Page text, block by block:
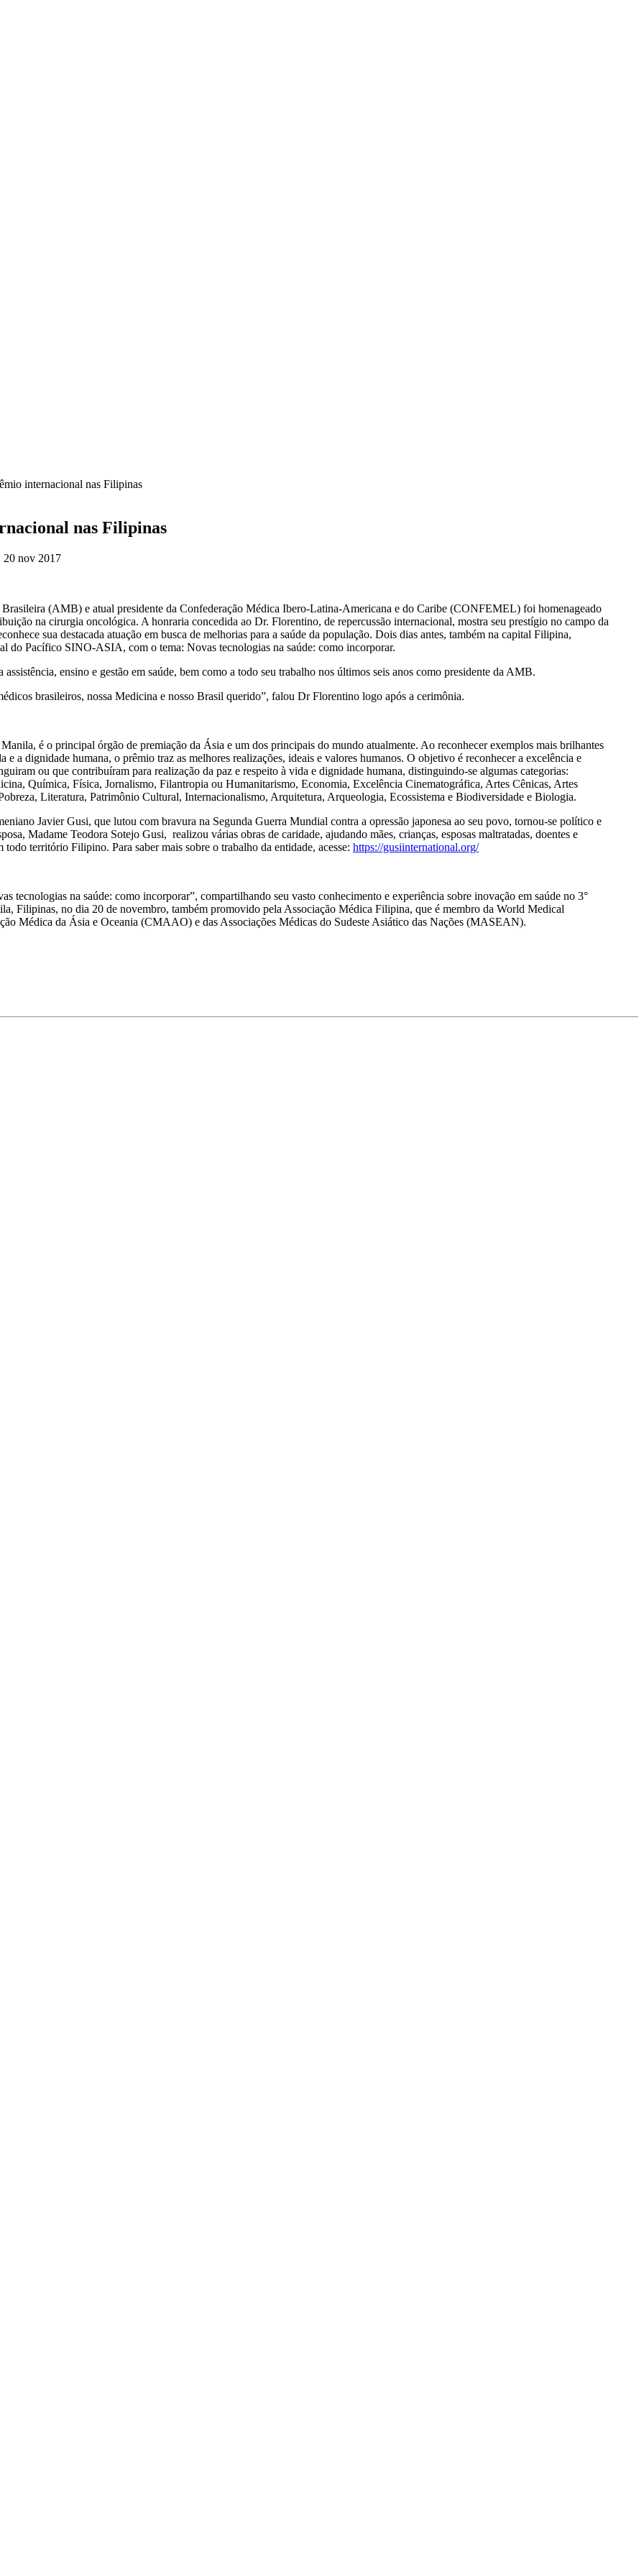
internacional nas Filipinas
nas Filipinas
nov 2017
(AMB) e atual presidente da Confederação Médica Ibero-Latina-Americana e do Caribe (CONFEMEL) foi homenageado
na cirurgia oncológica. A honraria concedida ao Dr. Florentino, de repercussão internacional, mostra seu prestígio no campo da
sua destacada atuação em busca de melhorias para a saúde da população. Dois dias antes, também na capital Filipina,
do Pacífico SINO-ASIA, com o tema: Novas tecnologias na saúde: como incorporar.
ensino e gestão em saúde, bem como a todo seu trabalho nos últimos seis anos como presidente da AMB.
brasileiros, nossa Medicina e nosso Brasil querido”, falou Dr Florentino logo após a cerimônia.
é o principal órgão de premiação da Ásia e um dos principais do mundo atualmente. Ao reconhecer exemplos mais brilhantes
e a dignidade humana, o prêmio traz as melhores realizações, ideais e valores humanos. O objetivo é reconhecer a excelência e
ou que contribuíram para realização da paz e respeito à vida e dignidade humana, distinguindo-se algumas categorias:
Química, Física, Jornalismo, Filantropia ou Humanitarismo, Economia, Excelência Cinematográfica, Artes Cênicas, Artes
Literatura, Patrimônio Cultural, Internacionalismo, Arquitetura, Arqueologia, Ecossistema e Biodiversidade e Biologia.
Javier Gusi, que lutou com bravura na Segunda Guerra Mundial contra a opressão japonesa ao seu povo, tornou-se político e
Madame Teodora Sotejo Gusi, realizou várias obras de caridade, ajudando mães, crianças, esposas maltratadas, doentes e
território Filipino. Para saber mais sobre o trabalho da entidade, acesse: https://gusiinternational.org/
tecnologias na saúde: como incorporar”, compartilhando seu vasto conhecimento e experiência sobre inovação em saúde no 3°
Filipinas, no dia 20 de novembro, também promovido pela Associação Médica Filipina, que é membro da World Medical
Médica da Ásia e Oceania (CMAAO) e das Associações Médicas do Sudeste Asiático das Nações (MASEAN).